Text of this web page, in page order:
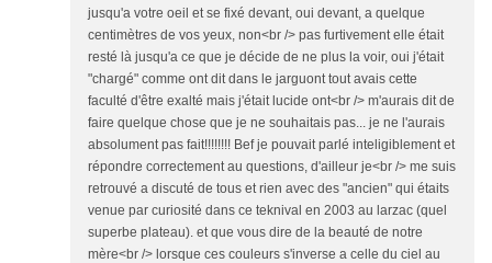
jusqu'a votre oeil et se fixé devant, oui devant, a quelque
centimètres de vos yeux, non<br /> pas furtivement elle était
resté là jusqu'a ce que je décide de ne plus la voir, oui j'était
"chargé" comme ont dit dans le jarguont tout avais cette
faculté d'être exalté mais j'était lucide ont<br /> m'aurais dit de
faire quelque chose que je ne souhaitais pas... je ne l'aurais
absolument pas fait!!!!!!!! Bef je pouvait parlé inteligiblement et
répondre correctement au questions, d'ailleur je<br /> me suis
retrouvé a discuté de tous et rien avec des "ancien" qui étaits
venue par curiosité dans ce teknival en 2003 au larzac (quel
superbe plateau). et que vous dire de la beauté de notre
mère<br /> lorsque ces couleurs s'inverse a celle du ciel au